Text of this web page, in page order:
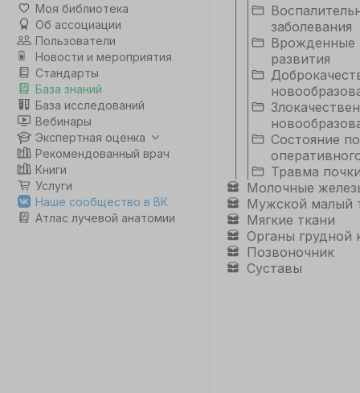
Моя библиотека
Об ассоциации
Пользователи
Новости и мероприятия
Стандарты
База знаний
База исследований
Вебинары
Экспертная оценка
Рекомендованный врач
Книги
Услуги
Наше сообщество в ВК
Атлас лучевой анатомии
заболевания
Врожденные
развития
Состояние
Травма
Молочные
Мужской малый
Мягкие ткани
Органы грудной
Позвоночник
Суставы